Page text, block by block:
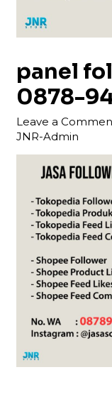
panel
0878-
Leave a
JNR-Admin